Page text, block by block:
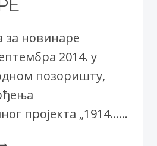
за новинаре
2014. у
позоришту,
пројекта „1914……